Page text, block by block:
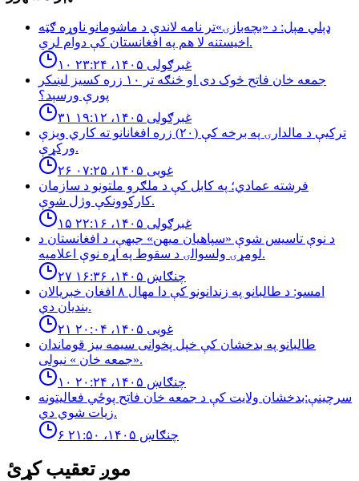
ډېلي مېل: د «بچه‌بازۍ»تر نامه لاندې د ماشومانو ناوړه ګټه
اخیستنه لا هم په افغانستان کې دوام لري.
۱۰ غبرګولی ۱۴۰۵، ۲۳:۲۴
جمعه خان فاتح څوک دی او څنګه تر ۱۰ زره کسیز لښکر
پورې ورسېد؟
۳۱ غبرګولی ۱۴۰۵، ۱۹:۱۲
تركيې د مالدارۍ په برخه كې (٢٠) زره افغانانو ته كاري ويزې
وركړې.
۲۶ غویی ۱۴۰۵، ۰۷:۲۵
فرشته عمادي؛ په کابل کې د ملګرو ملتونو د سازمان
کارکوونکې وژل شوې.
۱۵ غبرګولی ۱۴۰۵، ۲۲:۱۶
د نوې تاسیس شوې «سپاهیان میهن» جبهې، د افغانستان د
لومړۍ ولسوالۍ د سقوط په اړه نوې اعلامیه.
۲۷ چنګاښ ۱۴۰۵، ۱۶:۳۶
امسو: د طالبانو په زندانونو كې دا مهال ٨ افغان خبريالان
بنديان دي.
۲۱ غویی ۱۴۰۵، ۲۰:۰۴
طالبانو په بدخشان كې خپل پخوانى سيمه ييز قوماندان
«جمعه خان » نيولى.
۱۰ چنګاښ ۱۴۰۵، ۲۰:۲۴
سرچینې:بدخشان ولایت کې د جمعه خان فاتح پوځي فعالیتونه
زیات شوي دي.
۶ چنګاښ ۱۴۰۵، ۲۱:۵۰
موږ تعقیب کړئ